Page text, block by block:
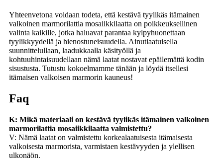
Yhteenvetona voidaan todeta, että kestävä tyylikäs itämainen
valkoinen marmorilattia mosaiikkilaatta on poikkeuksellinen
valinta kaikille, jotka haluavat parantaa kylpyhuonettaan
tyylikkyydellä ja hienostuneisuudella. Ainutlaatuisella
suunnittelullaan, laadukkaalla käsityöllä ja
kohtuuhintaisuudellaan nämä laatat nostavat epäilemättä kodin
sisustusta. Tutustu kokoelmamme tänään ja löydä itsellesi
itämaisen valkoisen marmorin kauneus!
Faq
K: Mikä materiaali on kestävä tyylikäs itämainen valkoinen
marmorilattia mosaiikkilaatta valmistettu?
V: Nämä laatat on valmistettu korkealaatuisesta itämaisesta
valkoisesta marmorista, varmistaen kestävyyden ja ylellisen
ulkonäön.